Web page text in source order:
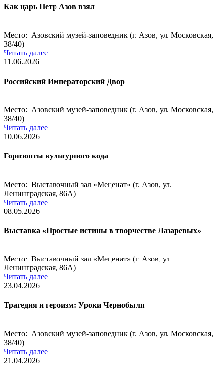
Как царь Петр Азов взял
Место: Азовский музей-заповедник (г. Азов, ул. Московская,
38/40)
Читать далее
11.06.2026
Российский Императорский Двор
Место: Азовский музей-заповедник (г. Азов, ул. Московская,
38/40)
Читать далее
10.06.2026
Горизонты культурного кода
Место: Выставочный зал «Меценат» (г. Азов, ул.
Ленинградская, 86А)
Читать далее
08.05.2026
Выставка «Простые истины в творчестве Лазаревых»
Место: Выставочный зал «Меценат» (г. Азов, ул.
Ленинградская, 86А)
Читать далее
23.04.2026
Трагедия и героизм: Уроки Чернобыля
Место: Азовский музей-заповедник (г. Азов, ул. Московская,
38/40)
Читать далее
21.04.2026